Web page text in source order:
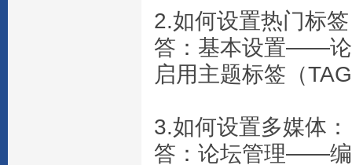
2.如何设置热门标
答：基本设置——
启用主题标签（
3.如何设置多媒体：
答：论坛管理——